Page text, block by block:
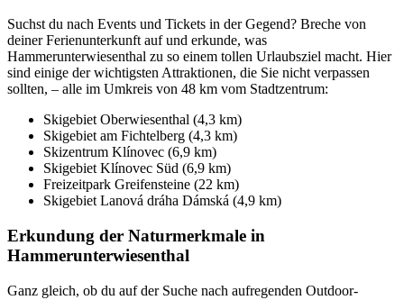
Suchst du nach Events und Tickets in der Gegend? Breche von
deiner Ferienunterkunft auf und erkunde, was
Hammerunterwiesenthal zu so einem tollen Urlaubsziel macht. Hier
sind einige der wichtigsten Attraktionen, die Sie nicht verpassen
sollten, – alle im Umkreis von 48 km vom Stadtzentrum:
Skigebiet Oberwiesenthal (4,3 km)
Skigebiet am Fichtelberg (4,3 km)
Skizentrum Klínovec (6,9 km)
Skigebiet Klínovec Süd (6,9 km)
Freizeitpark Greifensteine (22 km)
Skigebiet Lanová dráha Dámská (4,9 km)
Erkundung der Naturmerkmale in
Hammerunterwiesenthal
Ganz gleich, ob du auf der Suche nach aufregenden Outdoor-